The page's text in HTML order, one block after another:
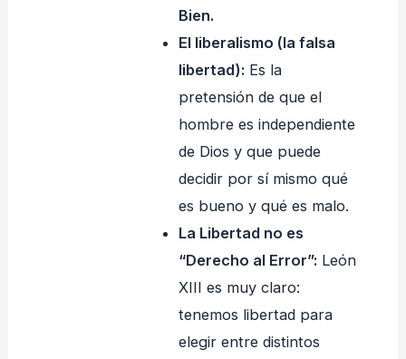
Bien.
El liberalismo (la falsa
libertad): Es la
pretensión de que el
hombre es independiente
de Dios y que puede
decidir por sí mismo qué
es bueno y qué es malo.
La Libertad no es
“Derecho al Error”: León
XIII es muy claro:
tenemos libertad para
elegir entre distintos